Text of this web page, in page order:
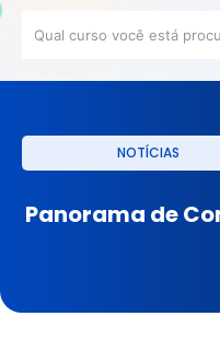
NOTÍCIAS
Panorama de